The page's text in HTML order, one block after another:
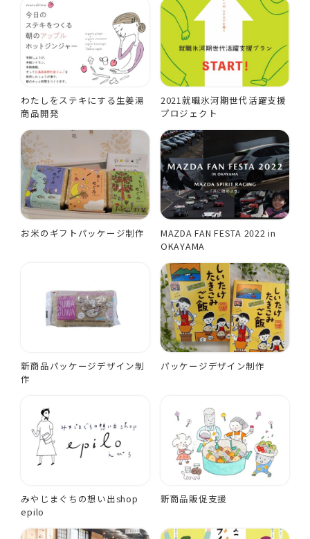
わたしをステキにする生姜湯
商品開発
2021就職氷河期世代活躍支援
プロジェクト
お米のギフトパッケージ制作
MAZDA FAN FESTA 2022 in
OKAYAMA
新商品パッケージデザイン制
作
パッケージデザイン制作
みやじまぐちの想い出shop
epilo
新商品販促支援